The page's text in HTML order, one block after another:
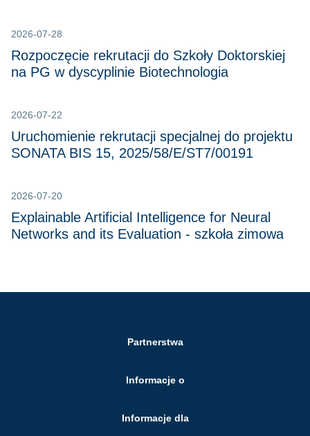
2026-07-28
Rozpoczęcie rekrutacji do Szkoły Doktorskiej
na PG w dyscyplinie Biotechnologia
2026-07-22
Uruchomienie rekrutacji specjalnej do projektu
SONATA BIS 15, 2025/58/E/ST7/00191
2026-07-20
Explainable Artificial Intelligence for Neural
Networks and its Evaluation - szkoła zimowa
Partnerstwa
Informacje o
Informacje dla